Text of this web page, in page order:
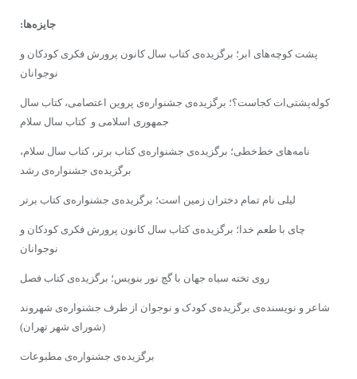
جایزه‌ها:
پشت کوچه‌هاى ابر؛ برگزیده‌ى‌ کتاب سال کانون پرورش فکرى‌ کودکان و
نوجوانان
کوله‌پشتى‌ات کجاست؟؛ برگزیده‌ى جشنواره‌ى پروین اعتصامى، کتاب سال
جمهورى اسلامى و کتاب سال سلام
نامه‌ها‌ى خط‌خطى؛ برگزیده‌ى جشنواره‌ى‌ کتاب برتر، کتاب سال سلام،
برگزیده‌ى‌ جشنواره‌ى‌ رشد
لیلى نام تمام دختران زمین است؛ برگزیده‌ى جشنواره‌ى‌ کتاب برتر
چاى با طعم خدا؛ برگزیده‌ى‌ کتاب سال کانون پرورش فکرى‌ کودکان و
نوجوانان
روى تخته‌ سیاه جهان با گچ نور بنویس؛ برگزیده‌‌ى‌ کتاب فصل
شاعر و نویسنده‌ى برگزیده‌ى‌ کودک و نوجوان از طرف جشنواره‌ى شهروند
(شوراى‌ شهر تهران)
برگزیده‌ى جشنواره‌ى مطبوعات